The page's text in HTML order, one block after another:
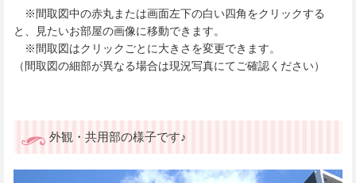
※間取図中の赤丸または画面左下の白い四角をクリックする
と、見たいお部屋の画像に移動できます。
※間取図はクリックごとに大きさを変更できます。
（間取図の細部が異なる場合は現況写真にてご確認ください）
外観・共用部の様子です♪